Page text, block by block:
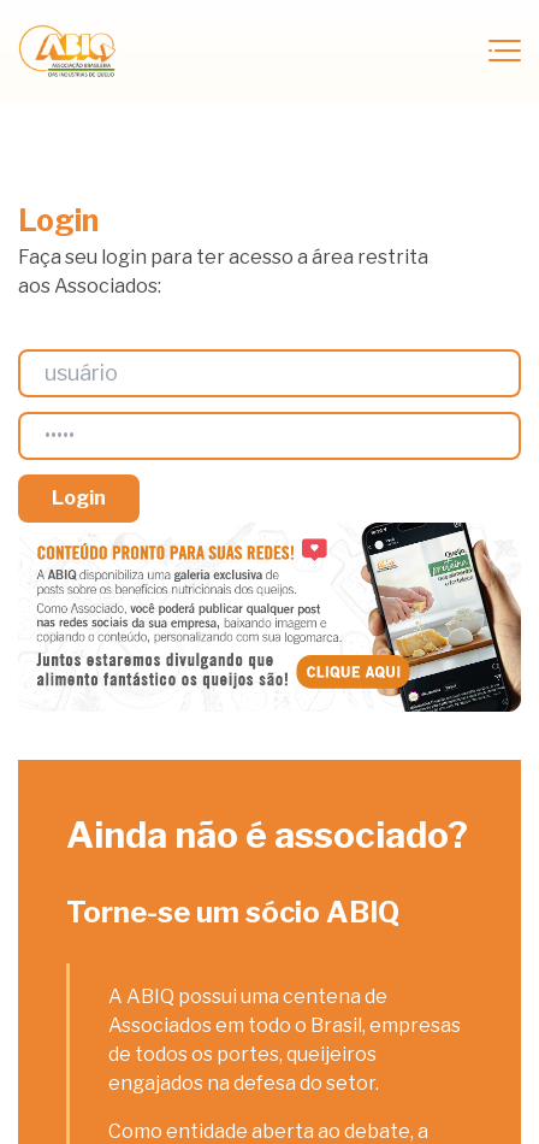
Login
Faça seu login para ter acesso a área restrita
aos Associados:
Ainda não é associado?
Torne-se um sócio ABIQ
A ABIQ possui uma centena de
Associados em todo o Brasil, empresas
de todos os portes, queijeiros
engajados na defesa do setor.
Como entidade aberta ao debate, a